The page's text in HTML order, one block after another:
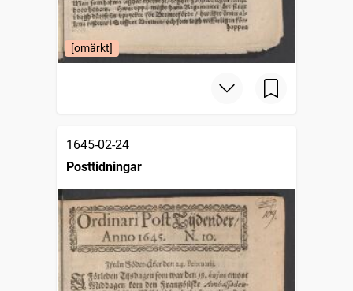
[omärkt]
1645-02-24
Posttidningar